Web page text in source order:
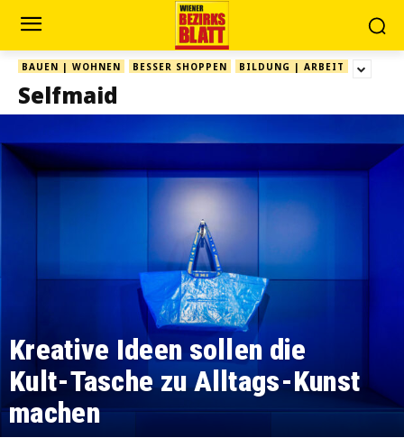
BAUEN | WOHNEN BESSER SHOPPEN BILDUNG | ARBEIT
Selfmaid
Kreative Ideen sollen die
Kult-Tasche zu Alltags-Kunst
machen